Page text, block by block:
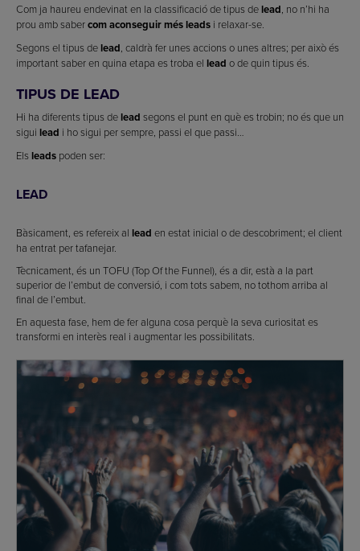
Com ja haureu endevinat en la classificació de tipus de lead , no n’hi ha
prou amb sabercom aconseguir més leads i relaxar-se.
Segons el tipus de lead , caldrà fer unes accions o unes altres; per això és
important saber en quina etapa es troba el lead o de quin tipus és.
TIPUS DE LEAD
Hi ha diferents tipus de lead segons el punt en què es trobin; no és que un
sigui lead i ho sigui per sempre, passi el que passi…
Els leads poden ser:
LEAD
Bàsicament, es refereix al lead en estat inicial o de descobriment; el client
ha entrat per tafanejar.
Tècnicament, és un TOFU (Top Of the Funnel), és a dir, està a la part
superior de l’embut de conversió, i com tots sabem, no tothom arriba al
final de l’embut.
En aquesta fase, hem de fer alguna cosa perquè la seva curiositat es
transformi en interès real i augmentar les possibilitats.